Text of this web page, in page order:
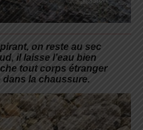
on reste au sec
il laisse l’eau bien
tout corps étranger
dans la chaussure.